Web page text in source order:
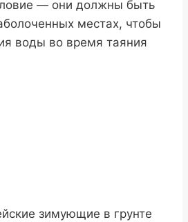
— они должны быть
местах, чтобы
воды во время таяния
зимующие в грунте